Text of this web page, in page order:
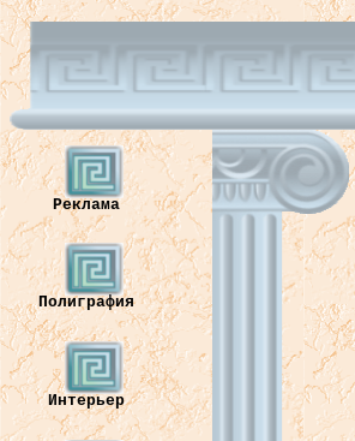
Реклама
Полиграфия
Интерьер